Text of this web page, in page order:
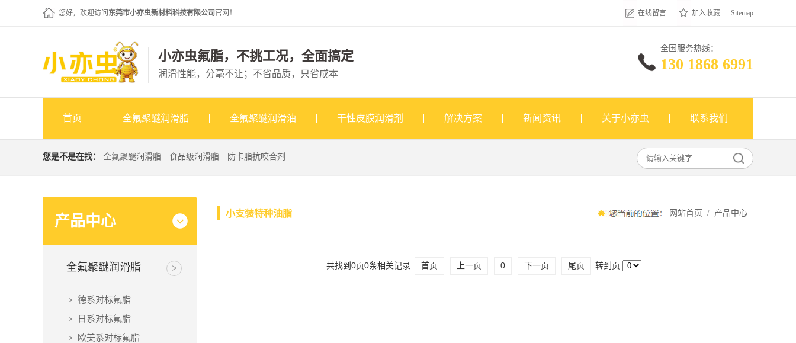
在线留言 加入收藏 Sitemap
您好，欢迎访问 东莞市小亦虫新材料科技有限公司 官网！
小亦虫氟脂，不挑工况，全面搞定
润滑性能，分毫不让；不省品质，只省成本
全国服务热线：
130 1868 6991
首页 全氟聚醚润滑脂 全氟聚醚润滑油 干性皮膜润滑剂 解决方案 新闻资讯 关于小亦虫 联系我们
您是不是在找： 全氟聚醚润滑脂 食品级润滑脂 防卡脂抗咬合剂
产品中心
全氟聚醚润滑脂
德系对标氟脂
日系对标氟脂
欧美系对标氟脂
小支装特种油脂 网站首页 / 产品中心
共找到0页0条相关记录 首页 上一页 0 下一页 尾页 转到页